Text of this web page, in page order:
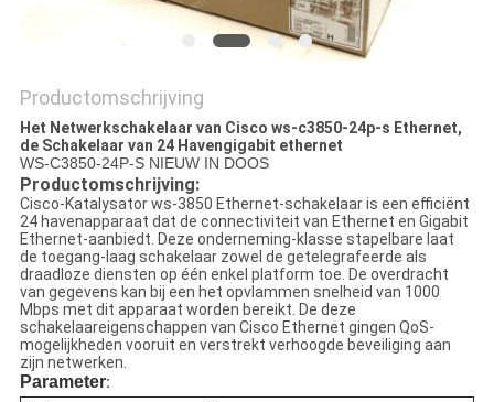
Productomschrijving
Het Netwerkschakelaar van Cisco ws-c3850-24p-s Ethernet,
de Schakelaar van 24 Havengigabit ethernet
WS-C3850-24P-S NIEUW IN DOOS
Productomschrijving:
Cisco-Katalysator ws-3850 Ethernet-schakelaar is een efficiënt
24 havenapparaat dat de connectiviteit van Ethernet en Gigabit
Ethernet-aanbiedt. Deze onderneming-klasse stapelbare laat
de toegang-laag schakelaar zowel de getelegrafeerde als
draadloze diensten op één enkel platform toe. De overdracht
van gegevens kan bij een het opvlammen snelheid van 1000
Mbps met dit apparaat worden bereikt. De deze
schakelaareigenschappen van Cisco Ethernet gingen QoS-
mogelijkheden vooruit en verstrekt verhoogde beveiliging aan
zijn netwerken.
Parameter: